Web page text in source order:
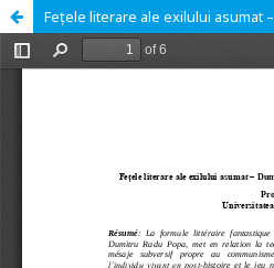
Fețele literare ale exilului asumat –